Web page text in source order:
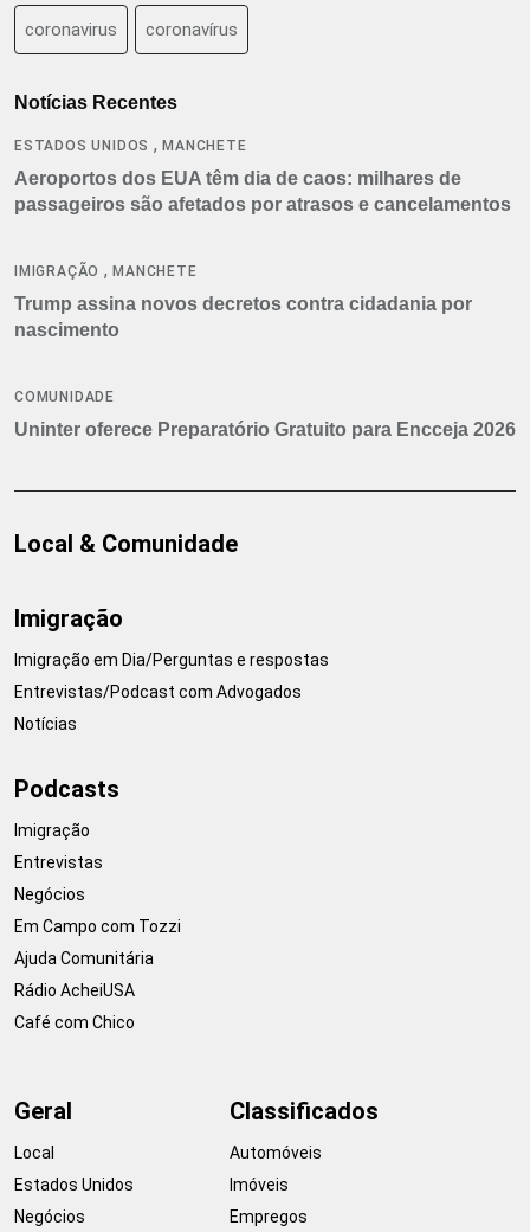
coronavirus coronavírus
Notícias Recentes
ESTADOS UNIDOS ,MANCHETE
Aeroportos dos EUA têm dia de caos: milhares de
passageiros são afetados por atrasos e cancelamentos
IMIGRAÇÃO ,MANCHETE
Trump assina novos decretos contra cidadania por
nascimento
COMUNIDADE
Uninter oferece Preparatório Gratuito para Encceja 2026
Local & Comunidade
Imigração
Imigração em Dia/Perguntas e respostas
Entrevistas/Podcast com Advogados
Notícias
Podcasts
Imigração
Entrevistas
Negócios
Em Campo com Tozzi
Ajuda Comunitária
Rádio AcheiUSA
Café com Chico
Geral
Local
Estados Unidos
Negócios
Classificados
Automóveis
Imóveis
Empregos